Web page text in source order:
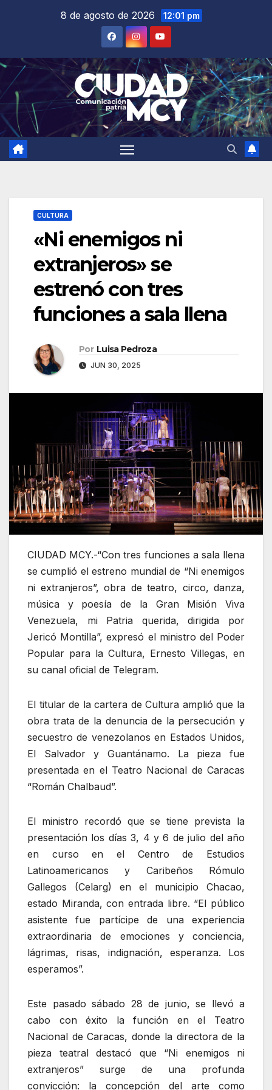
8 de agosto de 2026 12:01 pm
CULTURA
«Ni enemigos ni
extranjeros» se
estrenó con tres
funciones a sala llena
Por Luisa Pedroza
JUN 30, 2025
CIUDAD MCY.-“Con tres funciones a sala llena
se cumplió el estreno mundial de “Ni enemigos
ni extranjeros”, obra de teatro, circo, danza,
música y poesía de la Gran Misión Viva
Venezuela, mi Patria querida, dirigida por
Jericó Montilla”, expresó el ministro del Poder
Popular para la Cultura, Ernesto Villegas, en
su canal oficial de Telegram.
El titular de la cartera de Cultura amplió que la
obra trata de la denuncia de la persecución y
secuestro de venezolanos en Estados Unidos,
El Salvador y Guantánamo. La pieza fue
presentada en el Teatro Nacional de Caracas
“Román Chalbaud”.
El ministro recordó que se tiene prevista la
presentación los días 3, 4 y 6 de julio del año
en curso en el Centro de Estudios
Latinoamericanos y Caribeños Rómulo
Gallegos (Celarg) en el municipio Chacao,
estado Miranda, con entrada libre. “El público
asistente fue partícipe de una experiencia
extraordinaria de emociones y conciencia,
lágrimas, risas, indignación, esperanza. Los
esperamos”.
Este pasado sábado 28 de junio, se llevó a
cabo con éxito la función en el Teatro
Nacional de Caracas, donde la directora de la
pieza teatral destacó que “Ni enemigos ni
extranjeros” surge de una profunda
convicción: la concepción del arte como